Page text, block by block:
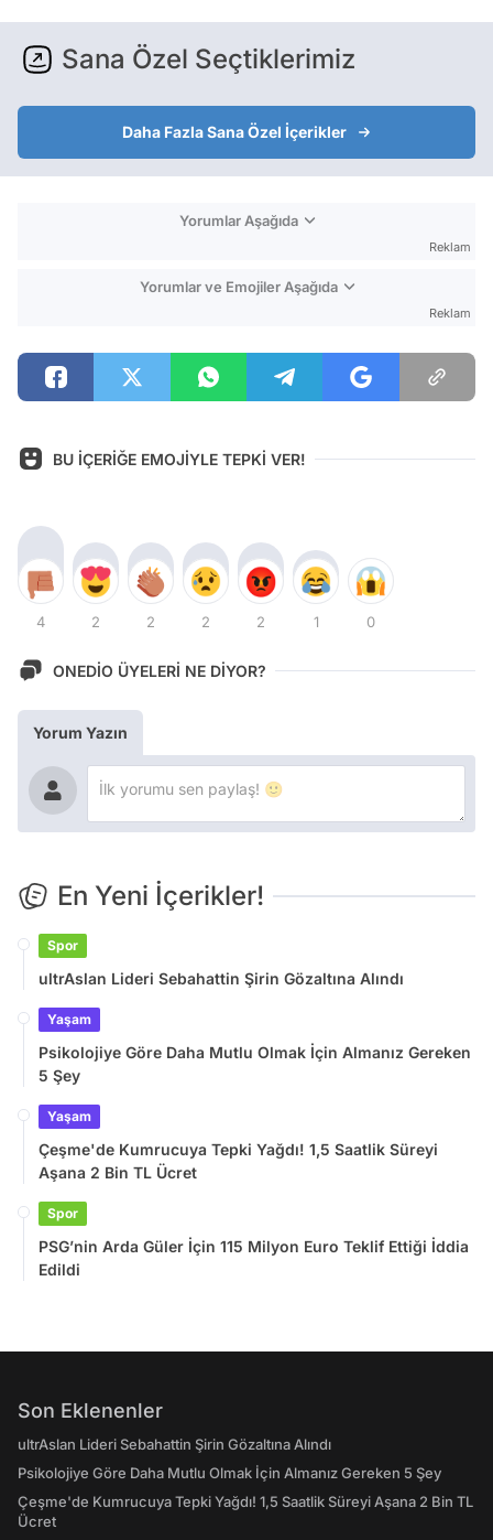
Sana Özel Seçtiklerimiz
Daha Fazla Sana Özel İçerikler
Yorumlar Aşağıda
Reklam
Yorumlar ve Emojiler Aşağıda
Reklam
BU İÇERİĞE EMOJİYLE TEPKİ VER!
4 2 2 2 2 1 0
ONEDİO ÜYELERİ NE DİYOR?
Yorum Yazın
En Yeni İçerikler!
Spor
ultrAslan Lideri Sebahattin Şirin Gözaltına Alındı
Yaşam
Psikolojiye Göre Daha Mutlu Olmak İçin Almanız Gereken
5 Şey
Yaşam
Çeşme'de Kumrucuya Tepki Yağdı! 1,5 Saatlik Süreyi
Aşana 2 Bin TL Ücret
Spor
PSG’nin Arda Güler İçin 115 Milyon Euro Teklif Ettiği İddia
Edildi
Son Eklenenler
ultrAslan Lideri Sebahattin Şirin Gözaltına Alındı
Psikolojiye Göre Daha Mutlu Olmak İçin Almanız Gereken 5 Şey
Çeşme'de Kumrucuya Tepki Yağdı! 1,5 Saatlik Süreyi Aşana 2 Bin TL
Ücret